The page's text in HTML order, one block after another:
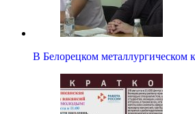
В Белорецком